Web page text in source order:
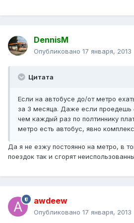
DennisM
Опубликовано 17 января, 2013
Цитата
Если на автобусе до/от метро
за 3 месяца. Даже если проедешь
чем каждый раз по полтиннику
метро есть автобус, явно
Да я не езжу постоянно на метро, в
поездок так и сгорят
awdeew
Опубликовано 17 января, 2013